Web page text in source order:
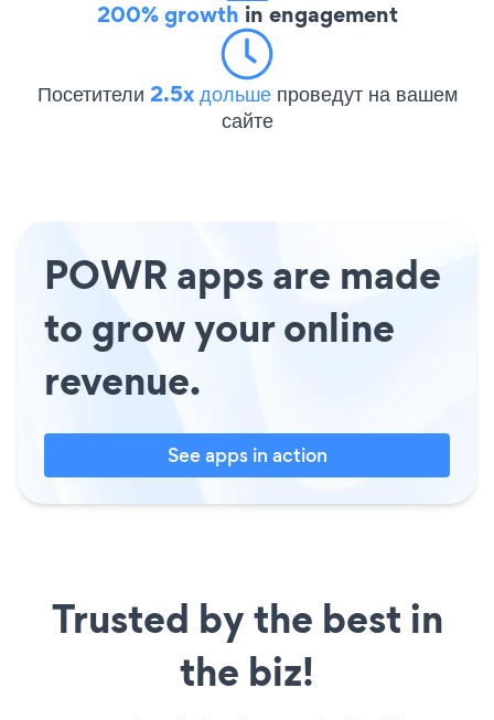
200% growth in engagement
Посетители 2.5x дольше проведут на вашем
сайте
POWR apps are made
to grow your online
revenue.
See apps in action
Trusted by the best in
the biz!